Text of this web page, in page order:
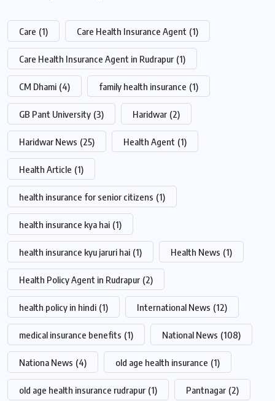
Care (1) Care Health Insurance Agent (1)
Care Health Insurance Agent in Rudrapur (1)
CM Dhami (4) family health insurance (1)
GB Pant University (3) Haridwar (2)
Haridwar News (25) Health Agent (1)
Health Article (1)
health insurance for senior citizens (1)
health insurance kya hai (1)
health insurance kyu jaruri hai (1) Health News (1)
Health Policy Agent in Rudrapur (2)
health policy in hindi (1) International News (12)
medical insurance benefits (1) National News (108)
Nationa News (4) old age health insurance (1)
old age health insurance rudrapur (1) Pantnagar (2)